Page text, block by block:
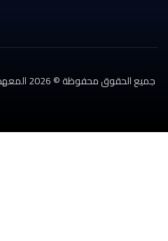
جميع الحقوق محفوظة © 2026 المعهد العالي للإدارة والمحاسبة بسوهاج